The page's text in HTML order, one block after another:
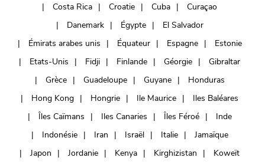
Costa Rica
Croatie Cuba
Curaçao
Danemark
Égypte
El Salvador
Émirats arabes unis
Équateur Espagne
Estonie
Etats-Unis
Fidji Finlande Géorgie
Gibraltar
Grèce
Guadeloupe Guyane
Honduras
Hong Kong
Hongrie Ile Maurice
Iles Baléares
Îles Caïmans
Iles Canaries Îles Féroé
Inde
Indonésie
Iran Israël Italie
Jamaïque
Japon
Jordanie Kenya Kirghizistan
Koweït